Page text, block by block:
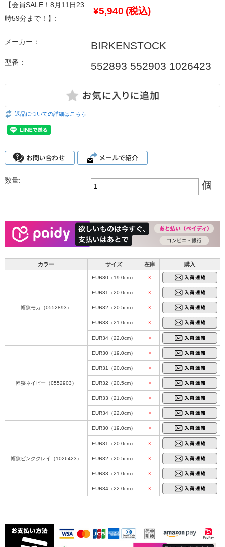
【会員SALE！8月11日23
時59分まで！】:
¥5,940 (税込)
メーカー： BIRKENSTOCK
型番： 552893 552903 1026423
返品についての詳細はこちら
数量: 個
カラー サイズ 在庫 購入
幅狭モカ（0552893）
EUR30（19.0cm） ×
EUR31（20.0cm） ×
EUR32（20.5cm） ×
EUR33（21.0cm） ×
EUR34（22.0cm） ×
幅狭ネイビー（0552903）
EUR30（19.0cm） ×
EUR31（20.0cm） ×
EUR32（20.5cm） ×
EUR33（21.0cm） ×
EUR34（22.0cm） ×
幅狭ピンククレイ（1026423）
EUR30（19.0cm） ×
EUR31（20.0cm） ×
EUR32（20.5cm） ×
EUR33（21.0cm） ×
EUR34（22.0cm） ×